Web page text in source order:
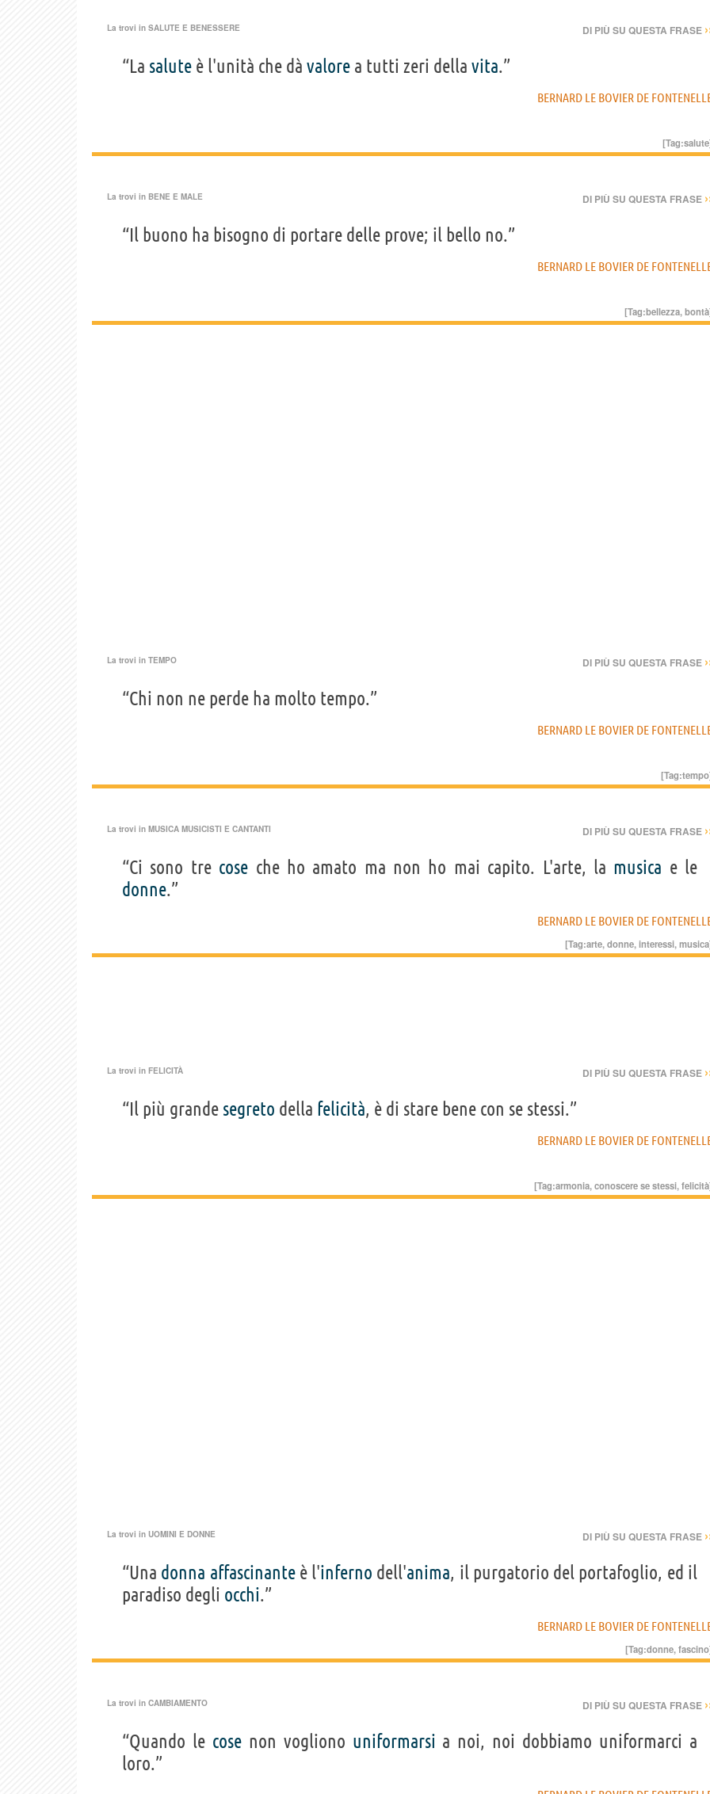
La trovi in SALUTE E BENESSERE DI PIÙ SU QUESTA FRASE
“La salute è l'unità che dà valore a tutti zeri della vita.”
BERNARD LE BOVIER DE
[Tag:salute
La trovi in BENE E MALE DI PIÙ SU QUESTA FRASE
“Il buono ha bisogno di portare delle prove; il bello no.”
BERNARD LE BOVIER DE
[Tag:bellezza,bontà
La trovi in TEMPO DI PIÙ SU QUESTA FRASE
“Chi non ne perde ha molto tempo.”
BERNARD LE BOVIER DE
[Tag:tempo
La trovi in MUSICA MUSICISTI E CANTANTI DI PIÙ SU QUESTA FRASE
“Ci sono tre cose che ho amato ma non ho mai capito. L'arte, la musica e le
donne.”
BERNARD LE BOVIER DE
[Tag:arte,donne,interessi,musica
La trovi in FELICITÀ DI PIÙ SU QUESTA FRASE
“Il più grande segreto della felicità, è di stare bene con se stessi.”
BERNARD LE BOVIER DE
[Tag:armonia,conoscere se stessi,felicità
La trovi in UOMINI E DONNE DI PIÙ SU QUESTA FRASE
“Una donna affascinanteè l'inferno dell'anima, il purgatorio del portafoglio, ed il
paradiso degli occhi.”
BERNARD LE BOVIER DE
[Tag:donne,fascino
La trovi in CAMBIAMENTO DI PIÙ SU QUESTA FRASE
“Quando le cosenon vogliono uniformarsi a noi, noi dobbiamo uniformarci a
loro.”